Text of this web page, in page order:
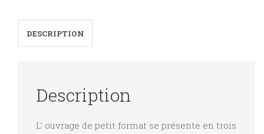
enDESCRIPTION
Description
L’ ouvrage de petit format se présente en trois